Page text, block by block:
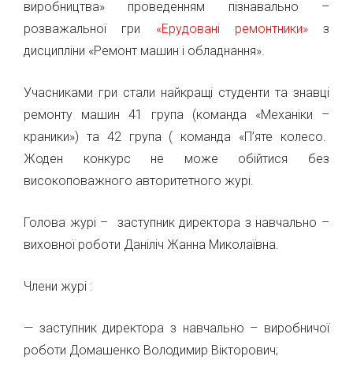
виробництва» проведенням пізнавально –
розважальної гри «Ерудовані ремонтники»з
дисципліни «Ремонт машин і обладнання».
Учасниками гри стали найкращі студенти та знавці
ремонту машин 41 група (команда «Механіки –
краники») та 42 група ( команда «П’яте колесо.
Жоден конкурс не може обійтися без
високоповажного авторитетного журі.
Голова журі – заступник директора з навчально –
виховної роботи Даніліч Жанна Миколаївна.
Члени журі :
— заступник директора з навчально – виробничої
роботи Домашенко Володимир Вікторович;